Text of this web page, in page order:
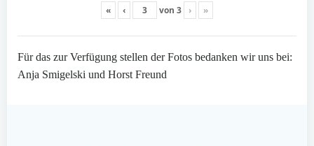
« ‹ von 3 › »
Für das zur Verfügung stellen der Fotos bedanken wir uns bei:
Anja Smigelski und Horst Freund